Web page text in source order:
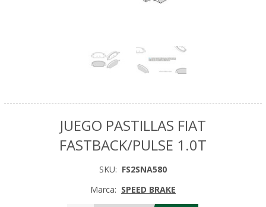
JUEGO PASTILLAS FIAT
FASTBACK/PULSE 1.0T
SKU: FS2SNA580
Marca: SPEED BRAKE